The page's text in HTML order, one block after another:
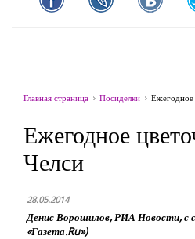
Главная страница Посиделки Ежегодное
Ежегодное
Челси
28.05.2014
Денис Ворошилов, РИА Новости, с
«Газета.Ru»)